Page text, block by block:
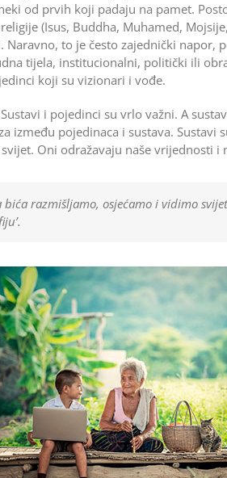
od prvih koji padaju na pamet.
(Isus, Buddha, Muhamed,
to je često zajednički napor,
tijela, institucionalni, politički ili
koji su vizionari i vođe.
Sustavi i pojedinci su vrlo važni. A
između pojedinaca i sustava. Sustavi
Oni odražavaju naše vrijednosti i
razmišljamo, osjećamo i vidimo